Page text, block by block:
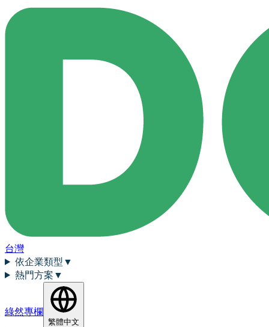
台灣
依企業類型 ▼
熱門方案 ▼
綠然專欄
繁體中文